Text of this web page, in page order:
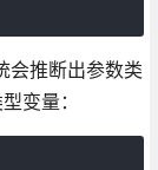
会推断出参数类
变量：